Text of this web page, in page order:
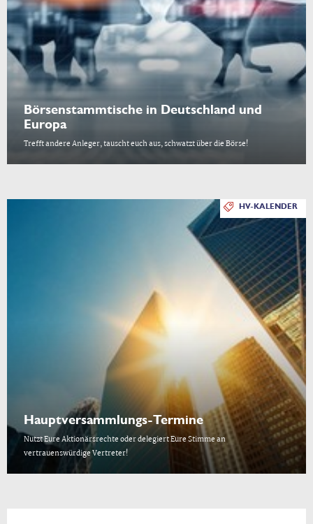
Börsenstammtische in Deutschland und
Europa
Trefft andere Anleger, tauscht euch aus, schwatzt über die Börse!
HV-KALENDER
Hauptversammlungs-Termine
Nutzt Eure Aktionärsrechte oder delegiert Eure Stimme an
vertrauenswürdige Vertreter!